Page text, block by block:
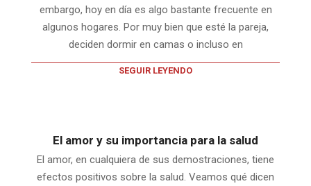
embargo, hoy en día es algo bastante frecuente en
algunos hogares. Por muy bien que esté la pareja,
deciden dormir en camas o incluso en
SEGUIR LEYENDO
El amor y su importancia para la salud
El amor, en cualquiera de sus demostraciones, tiene
efectos positivos sobre la salud. Veamos qué dicen